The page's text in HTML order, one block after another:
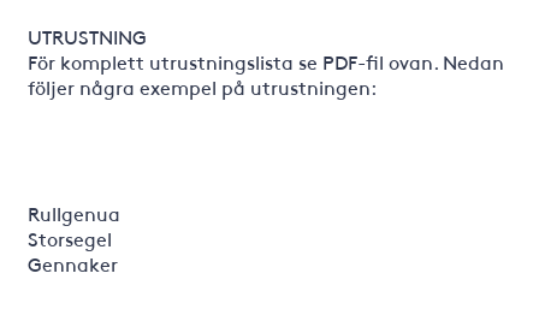
UTRUSTNING
För komplett utrustningslista se PDF-fil ovan. Nedan
följer några exempel på utrustningen:
Rullgenua
Storsegel
Gennaker